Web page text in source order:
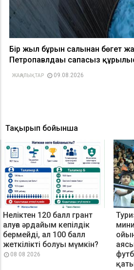
Бір жыл бұрын салынған бөгет
Петропавлдағы сапасыз
ЖАҢАЛЫҚТАР 09.08.2026
Тақырып бойынша
Неліктен 120 балл грант
алуға әрдайым кепілдік
бермейді, ал 100 балл
жеткілікті болуы мүмкін?
08 08 2026